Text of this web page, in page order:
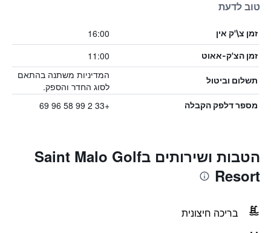
טוב לדעת
זמן צ\'ק אין 16:00
זמן הצ'ק-אאוט 11:00
תשלום וביטול
המדיניות משתנה בהתאם
לסוג החדר והספק.
מספר דלפק הקבלה +33 2 99 58 96 69
הטבות ושירותים בSaint Malo Golf
Resort
בריכה חיצונית